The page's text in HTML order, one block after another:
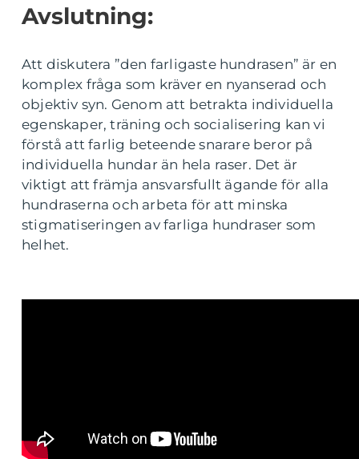
Avslutning:
Att diskutera ”den farligaste hundrasen” är en
komplex fråga som kräver en nyanserad och
objektiv syn. Genom att betrakta individuella
egenskaper, träning och socialisering kan vi
förstå att farlig beteende snarare beror på
individuella hundar än hela raser. Det är
viktigt att främja ansvarsfullt ägande för alla
hundraserna och arbeta för att minska
stigmatiseringen av farliga hundraser som
helhet.